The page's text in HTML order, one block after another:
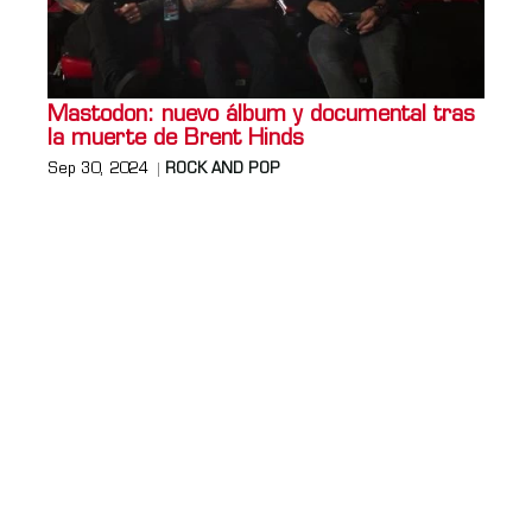
Mastodon: nuevo álbum y documental tras
la muerte de Brent Hinds
Sep 30, 2024 ROCK AND POP